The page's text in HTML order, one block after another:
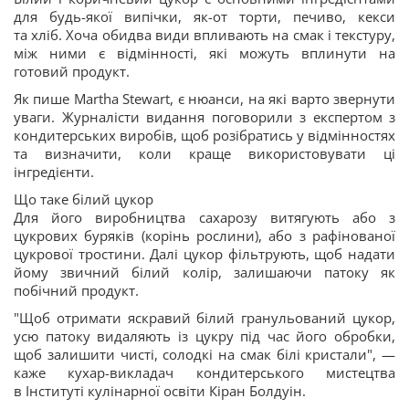
для будь-якої випічки, як-от торти, печиво, кекси
та хліб. Хоча обидва види впливають на смак і текстуру,
між ними є відмінності, які можуть вплинути на
готовий продукт.
Як пише Martha Stewart, є нюанси, на які варто звернути
уваги. Журналісти видання поговорили з експертом з
кондитерських виробів, щоб розібратись у відмінностях
та визначити, коли краще використовувати ці
інгредієнти.
Що таке білий цукор
Для його виробництва сахарозу витягують або з
цукрових буряків (корінь рослини), або з рафінованої
цукрової тростини. Далі цукор фільтрують, щоб надати
йому звичний білий колір, залишаючи патоку як
побічний продукт.
"Щоб отримати яскравий білий гранульований цукор,
усю патоку видаляють із цукру під час його обробки,
щоб залишити чисті, солодкі на смак білі кристали", —
каже кухар-викладач кондитерського мистецтва
в Інституті кулінарної освіти Кіран Болдуін.